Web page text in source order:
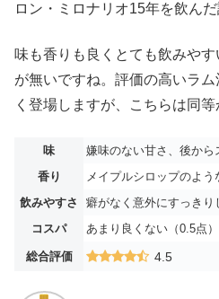
ロン・ミロナリオ15年を飲ん
味も香りも良くとても飲みや
が無いですね。評価の高いラ
く登場しますが、こちらは同
味
嫌味のない甘さ、後から
香り
メイプルシロップのよう
飲みやすさ
癖がなく意外にすっきり
コスパ
あまり良くない（0.5点）
総合評価 4.5